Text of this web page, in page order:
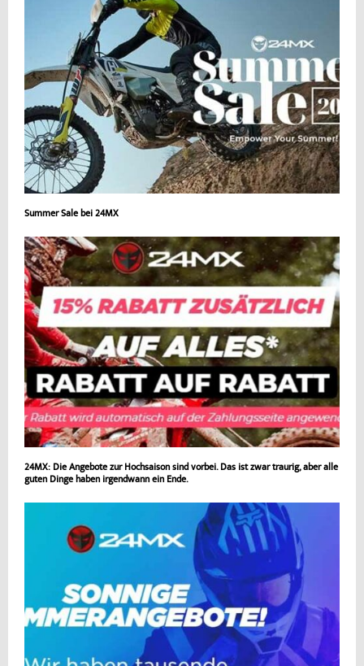
Summer Sale bei 24MX
24MX: Die Angebote zur Hochsaison sind vorbei. Das ist zwar traurig, aber alle
guten Dinge haben irgendwann ein Ende.